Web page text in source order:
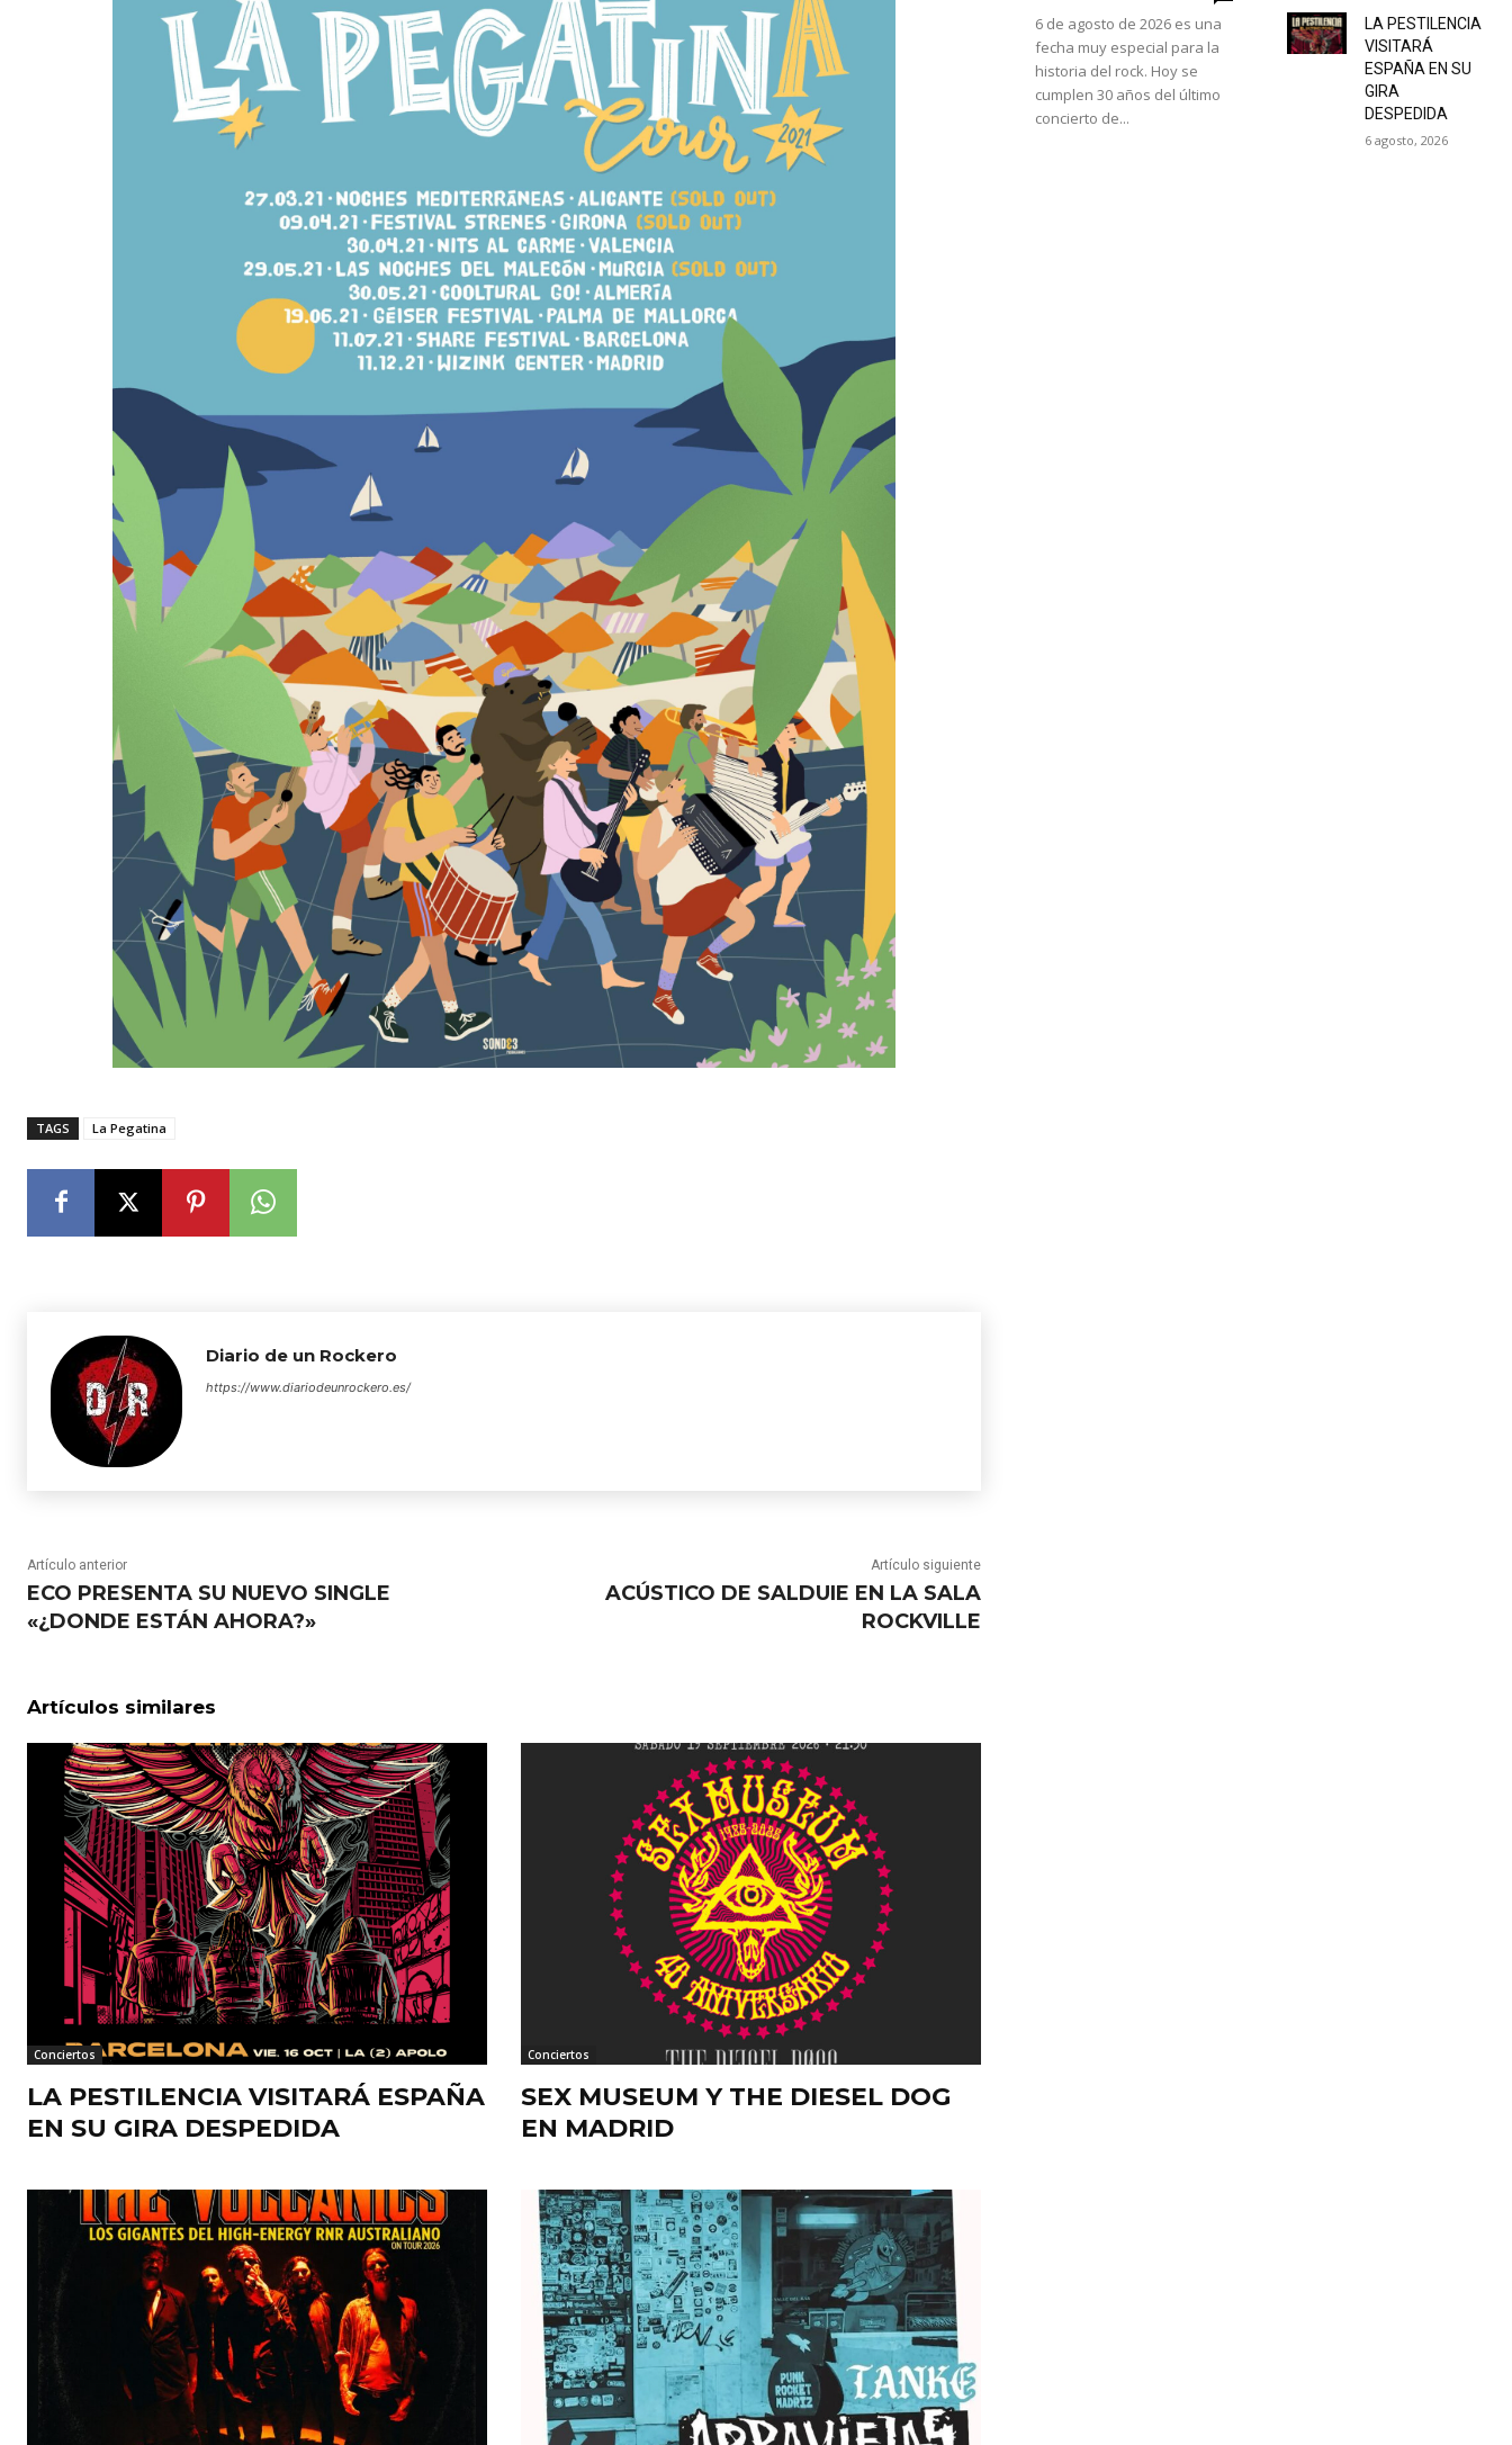
TAGS La Pegatina
Diario de un Rockero
https://www.diariodeunrockero.es/
Artículo anterior
ECO PRESENTA SU NUEVO SINGLE
«¿DONDE ESTÁN AHORA?»
Artículo siguiente
ACÚSTICO DE SALDUIE EN LA SALA
ROCKVILLE
Artículos similares
Conciertos
LA PESTILENCIA VISITARÁ ESPAÑA
EN SU GIRA DESPEDIDA
Conciertos
SEX MUSEUM Y THE DIESEL DOG
EN MADRID
6 de agosto de 2026 es una
fecha muy especial para la
historia del rock. Hoy se
cumplen 30 años del último
concierto de...
LA PESTILENCIA
VISITARÁ
ESPAÑA EN SU
GIRA
DESPEDIDA
6 agosto, 2026